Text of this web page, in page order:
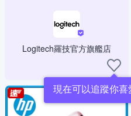
Logitech羅技官方旗艦店
現在可以追蹤你喜